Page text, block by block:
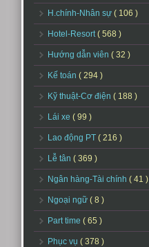
H.chính-Nhân sự ( 106 )
Hotel-Resort( 568 )
Hướng dẫn viên ( 32 )
Kế toán ( 294 )
Kỹ thuật-Cơ điện ( 188 )
Lái xe ( 99 )
Lao động PT ( 216 )
Lễ tân ( 369 )
Ngân hàng-Tài chính ( 41 )
Ngoại ngữ ( 8 )
Part time ( 65 )
Phục vụ ( 378 )